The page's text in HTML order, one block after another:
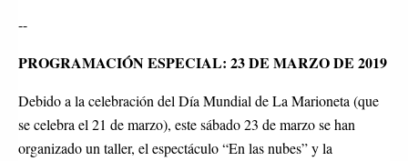
--
PROGRAMACIÓN ESPECIAL: 23 DE MARZO DE 2019
Debido a la celebración del Día Mundial de La Marioneta (que
se celebra el 21 de marzo), este sábado 23 de marzo se han
organizado un taller, el espectáculo “En las nubes” y la